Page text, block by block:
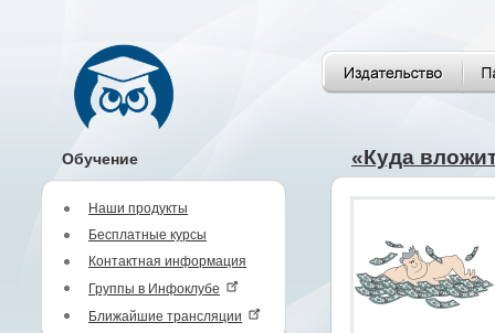
Обучение
Наши продукты
Бесплатные курсы
Контактная информация
Группы в Инфоклубе
Ближайшие трансляции
«Куда